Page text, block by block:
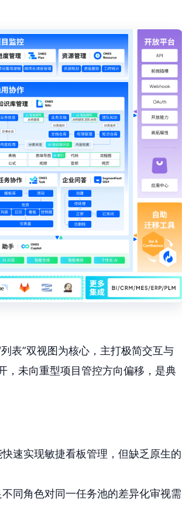
表”双视图为核心，主打极简交互与
，未向重型项目管控方向偏移，是典
速实现敏捷看板管理，但缺乏原生的
同角色对同一任务池的差异化审视需